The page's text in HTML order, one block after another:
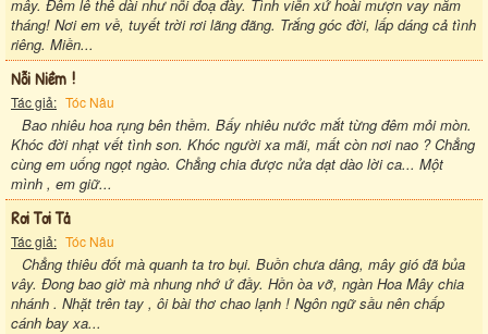
mây. Đêm lê thê dài như nỗi đoạ đày. Tình viễn xứ hoài mượn vay năm
tháng! Nơi em về, tuyết trời rơi lãng đãng. Trắng góc đời, lấp dáng cả tình
riêng. Miền...
Nỗi Niềm !
Tác giả: Tóc Nâu
Bao nhiêu hoa rụng bên thềm. Bấy nhiêu nước mắt từng đêm mỏi mòn.
Khóc đời nhạt vết tình son. Khóc người xa mãi, mất còn nơi nao ? Chẳng
cùng em uống ngọt ngào. Chẳng chia được nửa dạt dào lời ca... Một
mình , em giữ...
Rơi Tơi Tả
Tác giả: Tóc Nâu
Chẳng thiêu đốt mà quanh ta tro bụi. Buồn chưa dâng, mây gió đã bủa
vây. Đong bao giờ mà nhung nhớ ứ đầy. Hồn òa vỡ, ngàn Hoa Mây chia
nhánh . Nhặt trên tay , ôi bài thơ chao lạnh ! Ngôn ngữ sầu nên chấp
cánh bay xa...